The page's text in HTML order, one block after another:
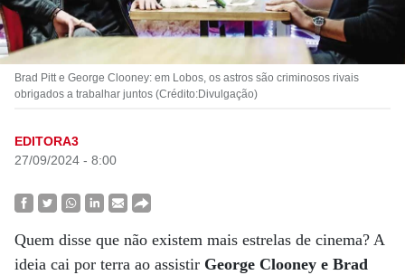
Brad Pitt e George Clooney: em Lobos, os astros são criminosos rivais
obrigados a trabalhar juntos (Crédito:Divulgação)
EDITORA3
27/09/2024 - 8:00
Quem disse que não existem mais estrelas de cinema? A
ideia cai por terra ao assistir George Clooney e Brad